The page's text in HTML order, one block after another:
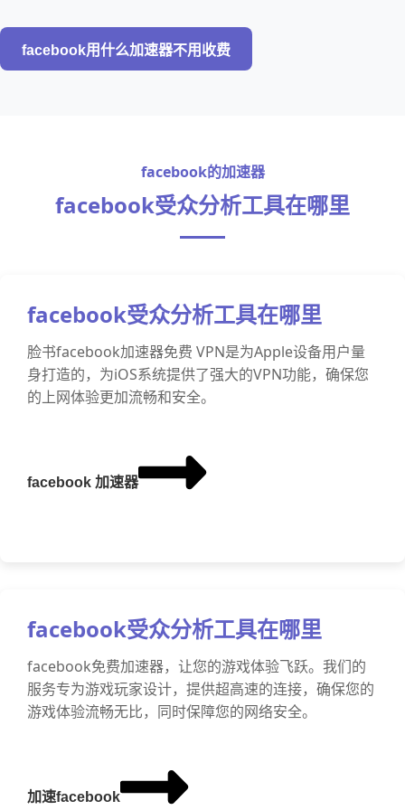
facebook用什么加速器不用收费
facebook的加速器
facebook受众分析工具在哪里
facebook受众分析工具在哪里
脸书facebook加速器免费 VPN是为Apple设备用户量
身打造的，为iOS系统提供了强大的VPN功能，确保您
的上网体验更加流畅和安全。
facebook 加速器
facebook受众分析工具在哪里
facebook免费加速器，让您的游戏体验飞跃。我们的
服务专为游戏玩家设计，提供超高速的连接，确保您的
游戏体验流畅无比，同时保障您的网络安全。
加速facebook